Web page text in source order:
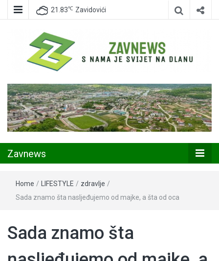
21.83℃ Zavidovići
Zavnews
Zavnews
Home / LIFESTYLE / zdravlje /
Sada znamo šta nasljeđujemo od majke, a šta od oca
Sada znamo šta